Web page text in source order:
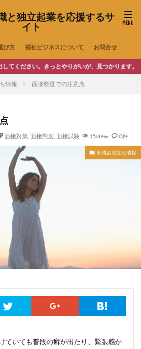
と独立起業を応援するサ
イト
び方 福祉ビジネスについて お問合せ
い。きっとやりがいが、見つかります。
情報 面接態度での注意点
面接対策, 面接態度, 面接試験 15view 0件
転職お役立ち情報
ていても普段の癖が出たり、緊張感か